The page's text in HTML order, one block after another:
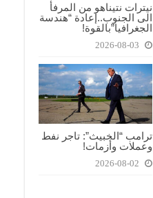
نيترات نتيناهو من المرفأ
الى الجنوب..إعادة “هندسة
الجغرافيا”بالقوة!
2026-08-03
ترامب “الخبيث”: تاجر نفط
وعملات وأزمات!
2026-08-02